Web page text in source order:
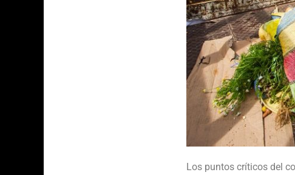
Los puntos críticos del